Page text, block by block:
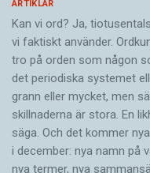
ARTIKLAR
Kan vi ord? Ja,
vi faktiskt använder.
tro på orden som någon
det periodiska systemet
grann eller mycket, men
skillnaderna är stora. En
säga. Och det kommer
i december: nya namn på
nya termer, nya